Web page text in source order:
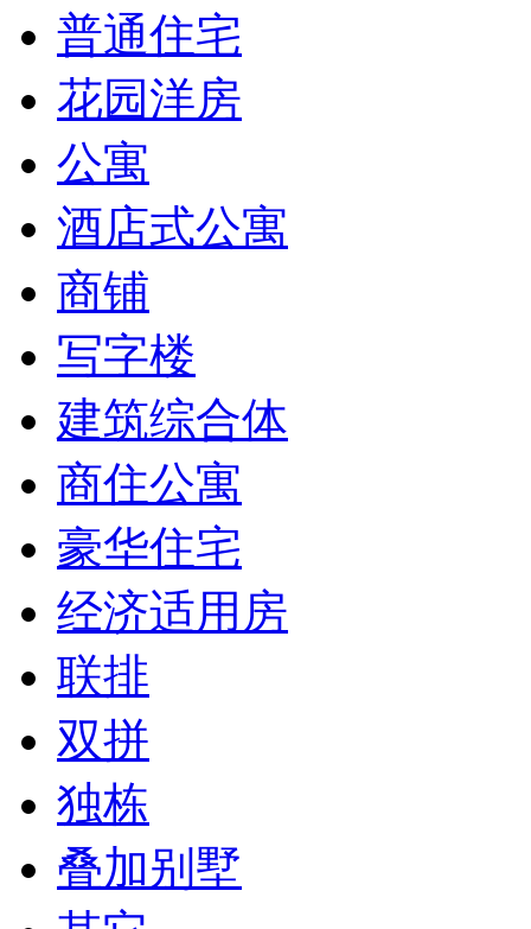
普通住宅
花园洋房
公寓
酒店式公寓
商铺
写字楼
建筑综合体
商住公寓
豪华住宅
经济适用房
联排
双拼
独栋
叠加别墅